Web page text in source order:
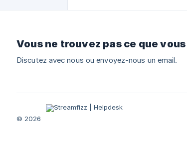
Vous ne trouvez pas ce que
Discutez avec nous ou envoyez-nous un email.
© 2026